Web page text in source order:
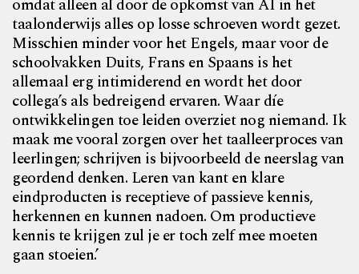
omdat alleen al door de opkomst van AI in het
taalonderwijs alles op losseschroeven wordt gezet.
Misschien minder voor het Engels, maar voor de
schoolvakken Duits, Frans en Spaans is het
allemaal erg intimiderend en wordt het door
collega’s als bedreigend ervaren. Waar díe
ontwikkelingen toe leiden overziet nog niemand. Ik
maak me vooral zorgen over het taalleerproces van
leerlingen; schrijven is bijvoorbeeld de neerslag van
geordend denken. Leren van kant en klare
eindproducten is receptieve of passieve kennis,
herkennen en kunnen nadoen. Om productieve
kennis te krijgen zul je er toch zelf mee moeten
gaan stoeien.’